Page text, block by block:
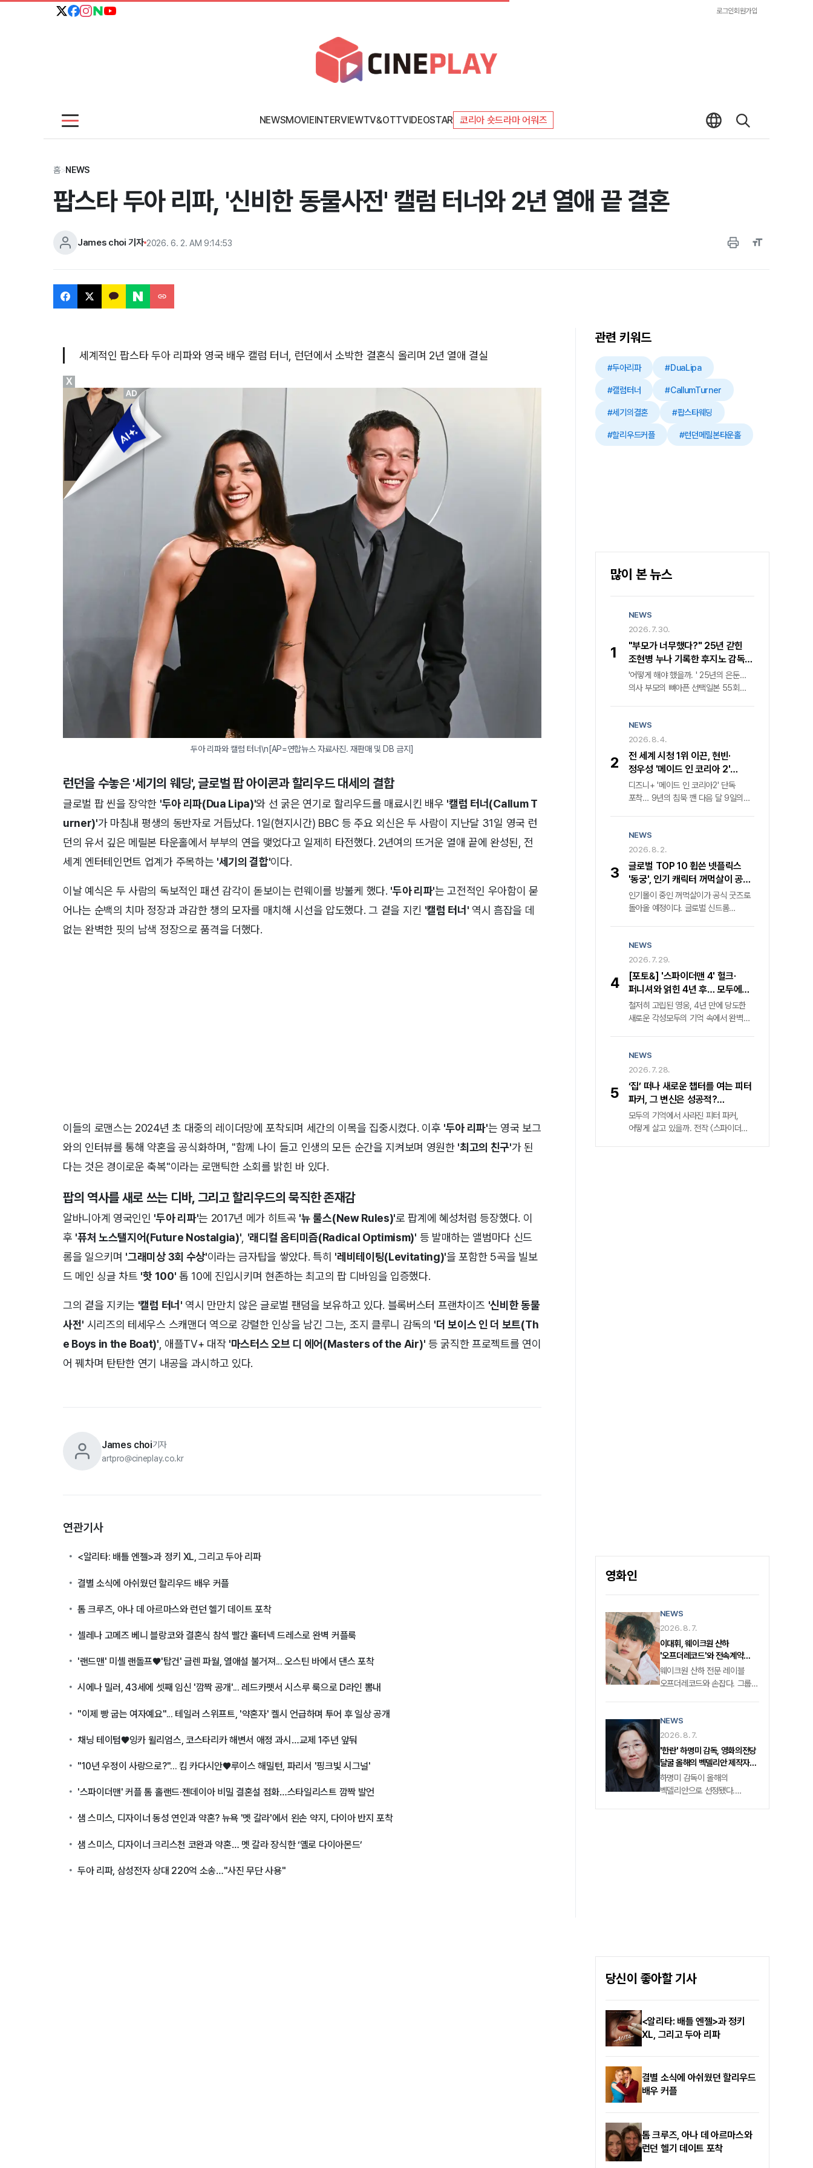
로그인회원가입
NEWSMOVIEINTERVIEWTV&OTTVIDEOSTAR 코리아 숏드라마 어워즈
홈>NEWS
팝스타 두아 리파, '신비한 동물사전' 캘럼 터너와 2년 열애 끝 결혼
James choi 기자 2026. 6. 2. AM 9:14:53
세계적인 팝스타 두아 리파와 영국 배우 캘럼 터너, 런던에서 소박한 결혼식 올리며 2년 열애 결실
두아 리파와 캘럼 터너\n[AP=연합뉴스 자료사진. 재판매 및 DB 금지]
런던을 수놓은 '세기의 웨딩', 글로벌 팝 아이콘과 할리우드 대세의 결합
글로벌 팝 씬을 장악한 '두아 리파(Dua Lipa)'와 선 굵은 연기로 할리우드를 매료시킨 배우 '캘럼 터너(Callum T
urner)'가 마침내 평생의 동반자로 거듭났다. 1일(현지시간) BBC 등 주요 외신은 두 사람이 지난달 31일 영국 런
던의 유서 깊은 메릴본 타운홀에서 부부의 연을 맺었다고 일제히 타전했다. 2년여의 뜨거운 열애 끝에 완성된, 전
세계 엔터테인먼트 업계가 주목하는 '세기의 결합'이다.
이날 예식은 두 사람의 독보적인 패션 감각이 돋보이는 런웨이를 방불케 했다. '두아 리파'는 고전적인 우아함이 묻
어나는 순백의 치마 정장과 과감한 챙의 모자를 매치해 시선을 압도했다. 그 곁을 지킨 '캘럼 터너' 역시 흠잡을 데
없는 완벽한 핏의 남색 정장으로 품격을 더했다.
이들의 로맨스는 2024년 초 대중의 레이더망에 포착되며 세간의 이목을 집중시켰다. 이후 '두아 리파'는 영국 보그
와의 인터뷰를 통해 약혼을 공식화하며, "함께 나이 들고 인생의 모든 순간을 지켜보며 영원한 '최고의 친구'가 된
다는 것은 경이로운 축복"이라는 로맨틱한 소회를 밝힌 바 있다.
팝의 역사를 새로 쓰는 디바, 그리고 할리우드의 묵직한 존재감
알바니아계 영국인인 '두아 리파'는 2017년 메가 히트곡 '뉴 룰스(New Rules)'로 팝계에 혜성처럼 등장했다. 이
후 '퓨처 노스탤지어(Future Nostalgia)' '래디컬 옵티미즘(Radical Optimism)' 등 발매하는 앨범마다 신드
롬을 일으키며 '그래미상 3회 수상'이라는 금자탑을 쌓았다. 특히 '레비테이팅(Levitating)'을 포함한 5곡을 빌보
드 메인 싱글 차트 '핫 100' 톱 10에 진입시키며 현존하는 최고의 팝 디바임을 입증했다.
그의 곁을 지키는 '캘럼 터너' 역시 만만치 않은 글로벌 팬덤을 보유하고 있다. 블록버스터 프랜차이즈 '신비한 동물
사전' 시리즈의 테세우스 스캐맨더 역으로 강렬한 인상을 남긴 그는, 조지 클루니 감독의 '더 보이스 인 더 보트(Th
e Boys in the Boat)' , 애플TV+ 대작 '마스터스 오브 디 에어(Masters of the Air)' 등 굵직한 프로젝트를 연이
어 꿰차며 탄탄한 연기 내공을 과시하고 있다.
James choi기자
artpro@cineplay.co.kr
연관기사
<알리타: 배틀 엔젤>과 정키 XL, 그리고 두아 리파
결별 소식에 아쉬웠던 할리우드 배우 커플
톰 크루즈, 아나 데 아르마스와 런던 헬기 데이트 포착
셀레나 고메즈 베니 블랑코와 결혼식 참석 빨간 홀터넥 드레스로 완벽 커플룩
'랜드맨' 미셸 랜돌프♥'탑건' 글렌 파월, 열애설 불거져... 오스틴 바에서 댄스 포착
시에나 밀러, 43세에 셋째 임신 '깜짝 공개'... 레드카펫서 시스루 룩으로 D라인 뽐내
"이제 빵 굽는 여자예요"... 테일러 스위프트, '약혼자' 켈시 언급하며 투어 후 일상 공개
채닝 테이텀♥잉카 윌리엄스, 코스타리카 해변서 애정 과시…교제 1주년 앞둬
"10년 우정이 사랑으로?"... 킴 카다시안♥루이스 해밀턴, 파리서 '핑크빛 시그널'
'스파이더맨' 커플 톰 홀랜드·젠데이아 비밀 결혼설 점화…스타일리스트 깜짝 발언
샘 스미스, 디자이너 동성 연인과 약혼? 뉴욕 '멧 갈라'에서 왼손 약지, 다이아 반지 포착
샘 스미스, 디자이너 크리스천 코완과 약혼… 멧 갈라 장식한 ‘옐로 다이아몬드’
두아 리파, 삼성전자 상대 220억 소송…"사진 무단 사용"
관련 키워드
#두아리파 #DuaLipa
#캘럼터너 #CallumTurner
#세기의결혼 #팝스타웨딩
#할리우드커플 #런던메릴본타운홀
많이 본 뉴스
1
NEWS
2026. 7. 30.
"부모가 너무했다?" 25년 갇힌
조현병 누나 기록한 후지노 감독의
속사정
'어떻게 해야 했을까. ' 25년의 은둔…
의사 부모의 뼈아픈 선택일본 55회
단면을 넘어선 성찰, 카메라가 응시한
가족의 이면"부모의 대처가 가혹했다는
비판이 지배적이었다. 그러나 과연 이
비극의 책임이 온전히 그들에게만 있는
것일까. " 25년이라는 긴 세월 동안
세상과 단절된 채 살아온 조현병 환자
누나의 궤적을 좇은 다큐멘터리 영화
반문한다. 그는 가족의 치부를 스크린에
투사한 목적이 부모에 대한 단죄가
아님을 명확히 했다. 오히려 현재
진행형인 사회적 고립과 정신질환자
돌봄의 사각지대를 공론화하기 위한
치열한 기록임을 강조한다.
2
NEWS
2026. 8. 4.
전 세계 시청 1위 이끈, 현빈·
정우성 '메이드 인 코리아 2'
귀환… 디즈니+ 내달 9일 공개
디즈니+ '메이드 인 코리아2' 단독
포착… 9년의 침묵 깬 다음 달 9일의
1위를 거머쥔 '메이드 인 코리아'가
마침내 두 번째 장을 연다. 월트디즈니
컴퍼니 코리아는 다음 달 9일 '메이드
인 코리아2'의 전 세계 동시 첫 공개를
공식화하며 웰메이드 누아르의 귀환을
알렸다. 격동의 1970년대를 관통했던
전작은 낮에는 중앙정보부 요원, 밤에는
집념의 검사 장건영('정우성' 분)의 숨
막히는 혈투를 그렸다. 압도적인
몰입감과 탄탄한 서사로 국내외 평단의
찬사를 받으며 K-콘텐츠의 위상을 높인
바 있다.
3
NEWS
2026. 8. 2.
글로벌 TOP 10 휩쓴 넷플릭스
'동궁', 인기 캐릭터 꺼먹살이 공식
굿즈 전격 발매
인기몰이 중인 꺼먹살이가 공식 굿즈로
돌아올 예정이다. 글로벌 신드롬
속 캐릭터 꺼먹살이에 관한 여러 정보를
공개했다. 그중 화제를 모은 건 오는
8월 무신사 드롭 을 통해 꺼먹살이 키링
5종과 무신사 스탠다드 컬래버 티셔츠
2종이 발매될 예정이란 발표였다.
꺼먹살이는 〈동궁〉 속 캐릭터로 귀천 역
남주혁을 졸졸 따라다니는 귀매이다.
배경으로 왕가의 핏줄이 의문의 죽음을
당하는 저주에 맞서는 귀천과 궁녀 생강
역 노윤서의 이야기를 다뤘다.
4
NEWS
2026. 7. 29.
[포토&] '스파이더맨 4' 헐크·
퍼니셔와 얽힌 4년 후… 모두에게
잊힌 영웅 '홀로서기'
철저히 고립된 영웅, 4년 만에 당도한
새로운 각성모두의 기억 속에서 완벽히
귀환했다. 개봉 전부터 예매 관객 83만
명을 돌파하며 올해 극장가 최고
기대작으로 자리매김한 '스파이더맨:
브랜드 뉴 데이'(이하 '스파이더맨 4')가
그 거대한 서막을 연다. 철저한 고립
속에 남겨진 피터 파커의 일상은
처절하다. 가족과 친구의 온기는
5
NEWS
2026. 7. 28.
‘집’ 떠나 새로운 챕터를 여는 피터
파커, 그 변신은 성공적?
'스파이더맨: 브랜드 뉴 데이' 시사
후기
모두의 기억에서 사라진 피터 파커,
어떻게 살고 있을까. 전작 〈스파이더맨:
영화인
NEWS
2026. 8. 7.
이대휘, 웨이크원 산하
'오프더레코드'와 전속계약
확정… 올라운더 아티스트 솔로
2막 시작
웨이크원 산하 전문 레이블
오프더레코드와 손잡다. 그룹
아티스트로서 새로운 도약에
나선다. 7일 CJ ENM의 음악
자회사 웨이크원이 운영하는
솔로 전문 레이블
오프더레코드는 이대휘와의
전속계약 체결 소식을 공식
발표했다. 소속사 측은
사로잡았다.
NEWS
2026. 8. 7.
'한란' 하명미 감독, 영화의전당
달굴 올해의 벡델리안 제작자
부문 선정
하명미 감독이 올해의
벡델리안으로 선정됐다.
〈한란〉은 '벡델초이스 10'에
감독은 '벡델리안' 제작자
부문에 선정됐다.
당신이 좋아할 기사
<알리타: 배틀 엔젤>과 정키
XL, 그리고 두아 리파
결별 소식에 아쉬웠던 할리우드
배우 커플
톰 크루즈, 아나 데 아르마스와
런던 헬기 데이트 포착
X